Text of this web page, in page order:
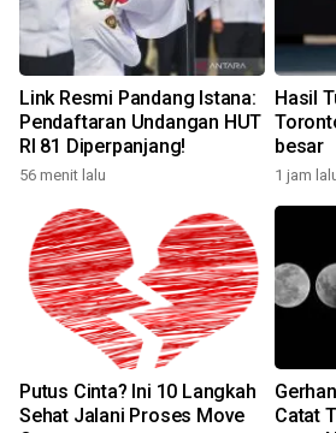
Link Resmi Pandang Istana:
Pendaftaran Undangan HUT
RI 81 Diperpanjang!
56 menit lalu
Hasil
besar
1 jam
Putus Cinta? Ini 10 Langkah
Sehat Jalani Proses Move
Catat